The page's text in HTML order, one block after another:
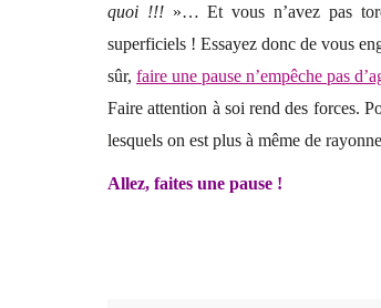
quoi !!!»… Et vous n’avez pas
superficiels ! Essayez donc de vous
sûr, faire une pause n’empêche pas
Faire attention à soi rend des forces.
lesquels on est plus à même de
Allez, faites une pause !